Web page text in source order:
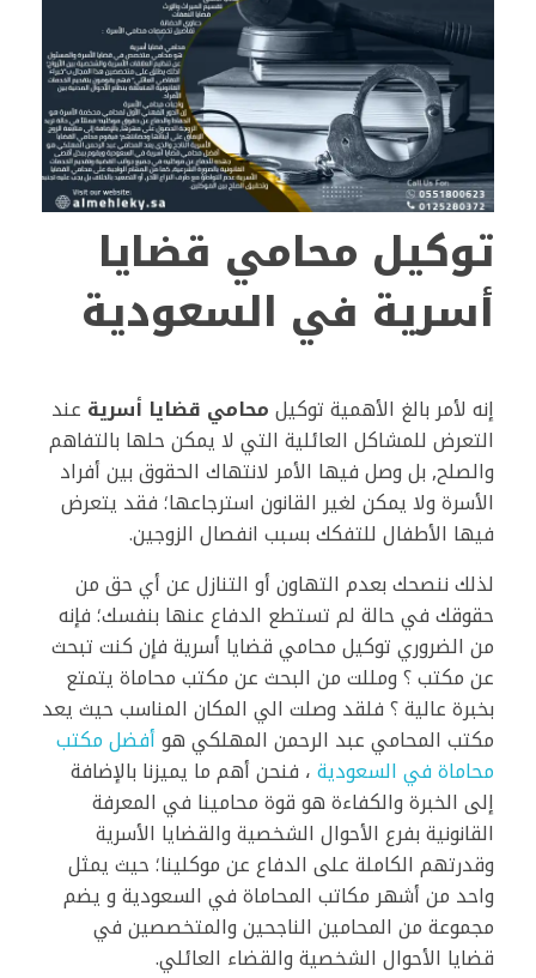
توكيل محامي قضايا
أسرية في السعودية
إنه لأمر بالغ الأهمية توكيلمحامي قضايا أسرية عند
التعرض للمشاكل العائلية التي لا يمكن حلها بالتفاهم
والصلح, بل وصل فيها الأمر لانتهاك الحقوق بين أفراد
الأسرة ولا يمكن لغير القانون استرجاعها؛ فقد يتعرض
فيها الأطفال للتفكك بسبب انفصال الزوجين.
لذلك ننصحك بعدم التهاون أو التنازل عن أي حق من
حقوقك في حالة لم تستطع الدفاع عنها بنفسك؛ فإنه
من الضروري توكيل محامي قضايا أسرية فإن كنت تبحث
عن مكتب ؟ ومللت من البحث عن مكتب محاماة يتمتع
بخبرة عالية ؟ فلقد وصلت الي المكان المناسب حيث يعد
مكتب المحامي عبد الرحمن المهلكي هوأفضل مكتب
محاماة في السعودية، فنحن أهم ما يميزنا بالإضافة
إلى الخبرة والكفاءة هو قوة محامينا في المعرفة
القانونية بفرع الأحوال الشخصية والقضايا الأسرية
وقدرتهم الكاملة على الدفاع عن موكلينا؛ حيث يمثل
واحد من أشهر مكاتب المحاماة في السعودية و يضم
مجموعة من المحامين الناجحين والمتخصصين في
قضايا الأحوال الشخصية والقضاء العائلي.